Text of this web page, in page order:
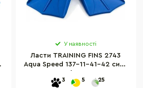
У наявності
Ласти TRAINING FINS 2743
Aqua Speed 137-11-41-42 синій,
3 5 25